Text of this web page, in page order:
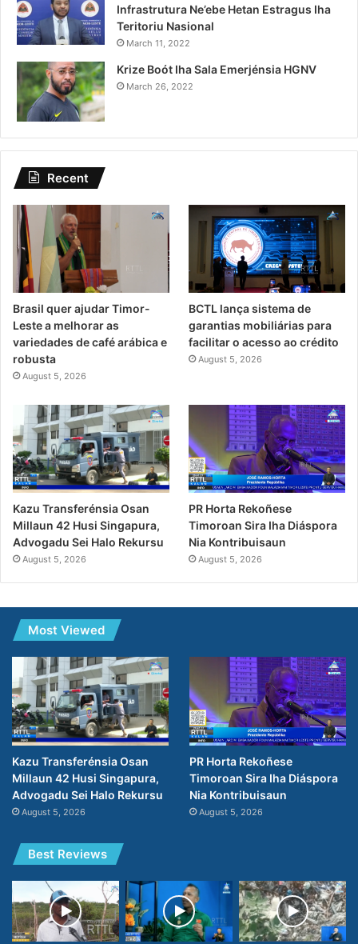
Infrastrutura Ne’ebe Hetan Estragus Iha
Teritoriu Nasional
March 11, 2022
Krize Boót Iha Sala Emerjénsia HGNV
March 26, 2022
Recent
Brasil quer ajudar Timor-
Leste a melhorar as
variedades de café arábica e
robusta
August 5, 2026
BCTL lança sistema de
garantias mobiliárias para
facilitar o acesso ao crédito
August 5, 2026
Kazu Transferénsia Osan
Millaun 42 Husi Singapura,
Advogadu Sei Halo Rekursu
August 5, 2026
PR Horta Rekoñese
Timoroan Sira Iha Diáspora
Nia Kontribuisaun
August 5, 2026
Most Viewed
Kazu Transferénsia Osan
Millaun 42 Husi Singapura,
Advogadu Sei Halo Rekursu
August 5, 2026
PR Horta Rekoñese
Timoroan Sira Iha Diáspora
Nia Kontribuisaun
August 5, 2026
Best Reviews